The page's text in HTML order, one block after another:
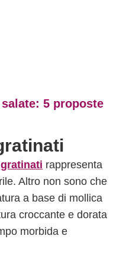
5 proposte
rappresenta
Altro non sono che
a base di mollica
croccante e dorata
morbida e